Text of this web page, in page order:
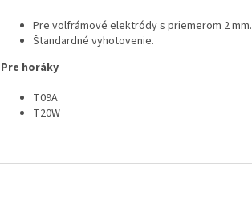
Pre volfrámové elektródy s priemerom 2 mm.
Štandardné vyhotovenie.
Pre horáky
T09A
T20W